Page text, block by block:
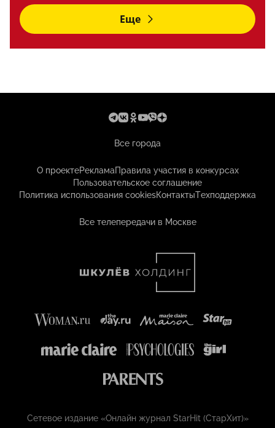
Еще
Все города
О проектеРекламаПравила участия в конкурсах
Пользовательское соглашение
Политика использования cookiesКонтактыТехподдержка
Все телепередачи в Москве
Сетевое издание «Онлайн журнал StarHit (СтарХит)»